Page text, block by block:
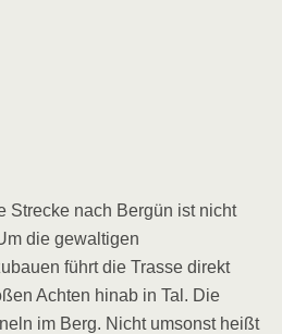
Strecke nach Bergün ist nicht
die gewaltigen
führt die Trasse direkt
Achten hinab in Tal. Die
im Berg. Nicht umsonst heißt